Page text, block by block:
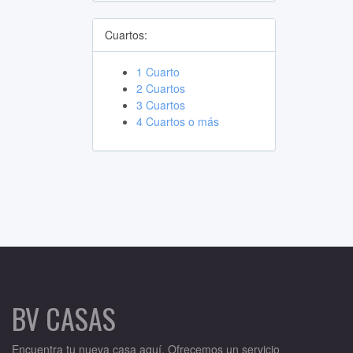
Cuartos:
1 Cuarto
2 Cuartos
3 Cuartos
4 Cuartos o más
BV CASAS
Encuentra tu nueva casa aquí. Ofrecemos un servicio